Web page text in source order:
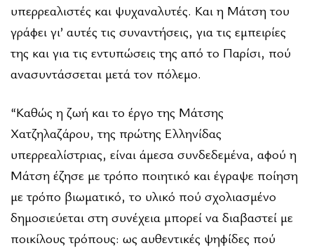
υπερρεαλιστές και ψυχαναλυτές. Και η Μάτση του
γράφει γι’ αυτές τις συναντήσεις, για τις εμπειρίες
της και για τις εντυπώσεις της από το Παρίσι, πού
ανασυντάσσεται μετά τον πόλεμο.
“Καθώς η ζωή και το έργο της Μάτσης
Χατζηλαζάρου, της πρώτης Ελληνίδας
υπερρεαλίστριας, είναι άμεσα συνδεδεμένα, αφού η
Μάτση έζησε με τρόπο ποιητικό και έγραψε ποίηση
με τρόπο βιωματικό, το υλικό πού σχολιασμένο
δημοσιεύεται στη συνέχεια μπορεί να διαβαστεί με
ποικίλους τρόπους: ως αυθεντικές ψηφίδες πού